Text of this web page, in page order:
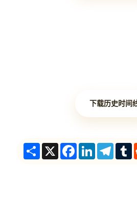
下载历史时间
ShareX Facebook
LinkedIn